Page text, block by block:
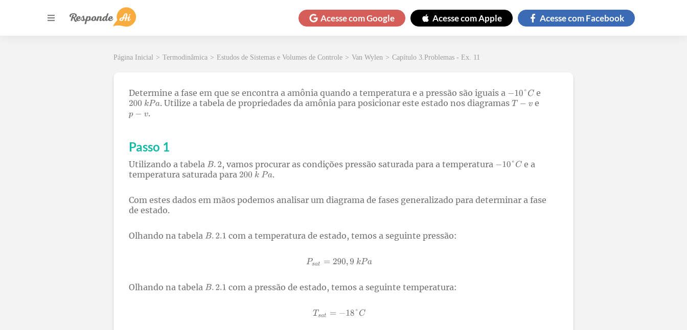
Acesse comGoogle Acesse comApple Acesse comFacebook
Página Inicial > Termodinâmica > Estudos de Sistemas e Volumes de Controle > Van Wylen > Capítulo 3.Problemas - Ex. 11
Determine a fase em que se encontra a amônia quando a temperatura e a pressão são iguais a
e
. Utilize a tabela de propriedades da amônia para posicionar este estado nos diagramas
e
.
Passo 1
Utilizando a tabela , vamos procurar as condições pressão saturada para a temperatura
e a
temperatura saturada para
.
Com estes dados em mãos podemos analisar um diagrama de fases generalizado para determinar a fase
de estado.
Olhando na tabela com a temperatura de estado, temos a seguinte pressão:
Olhando na tabela com a pressão de estado, temos a seguinte temperatura: